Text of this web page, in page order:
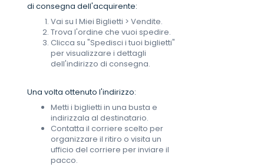
di consegna dell'acquirente:
Vai su I Miei Biglietti > Vendite.
Trova l'ordine che vuoi spedire.
Clicca su "Spedisci i tuoi biglietti"
per visualizzare i dettagli
dell'indirizzo di consegna.
Una volta ottenuto l'indirizzo:
Metti i biglietti in una busta e
indirizzala al destinatario.
Contatta il corriere scelto per
organizzare il ritiro o visita un
ufficio del corriere per inviare il
pacco.